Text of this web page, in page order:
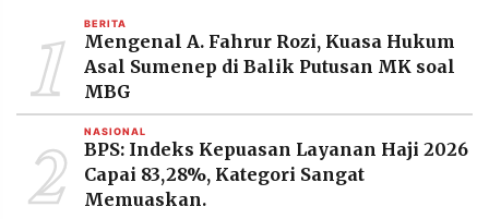
1 BERITA
Mengenal A. Fahrur Rozi, Kuasa Hukum
Asal Sumenep di Balik Putusan MK soal
MBG
2 NASIONAL
BPS: Indeks Kepuasan Layanan Haji 2026
Capai 83,28%, Kategori Sangat
Memuaskan.